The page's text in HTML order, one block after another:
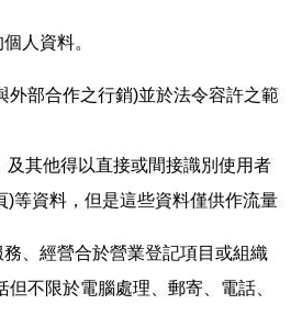
人資料。
部合作之行銷)並於法令容許之範
其他得以直接或間接識別使用者
等資料，但是這些資料僅供作流量
、經營合於營業登記項目或組織
不限於電腦處理、郵寄、電話、